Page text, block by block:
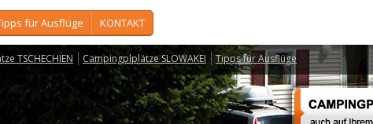
für Ausflüge KONTAKT
TSCHECHIEN Campingplplätze SLOWAKEI Tipps für Ausflüge